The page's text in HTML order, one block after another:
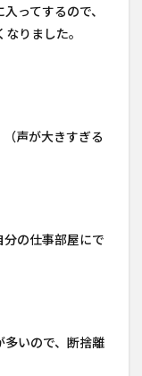
ってするので、
りました。
声が大きすぎる
の仕事部屋にで
いので、断捨離